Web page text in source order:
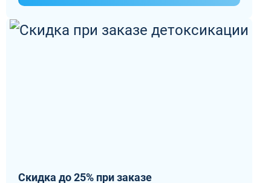
Скидка до 25% при заказе